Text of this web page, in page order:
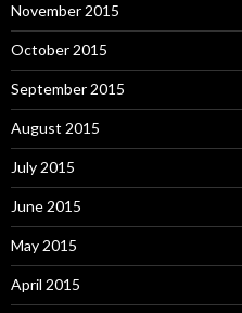
November 2015
October 2015
September 2015
August 2015
July 2015
June 2015
May 2015
April 2015